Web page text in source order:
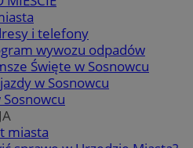
i telefony
wywozu odpadów
Święte w Sosnowcu
w Sosnowcu
miasta